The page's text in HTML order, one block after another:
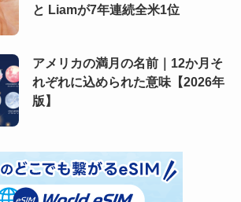
と Liamが7年連続全米1位
アメリカの満月の名前｜12か月そ
れぞれに込められた意味【2026年
版】